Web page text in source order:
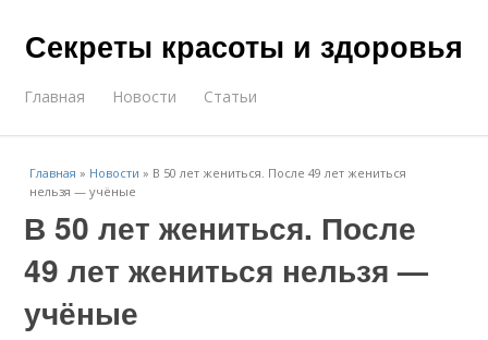
Секреты красоты и здоровья
Главная Новости Статьи
Главная » Новости » В 50 лет жениться. После 49 лет жениться
нельзя — учёные
В 50 лет жениться. После
49 лет жениться нельзя —
учёные